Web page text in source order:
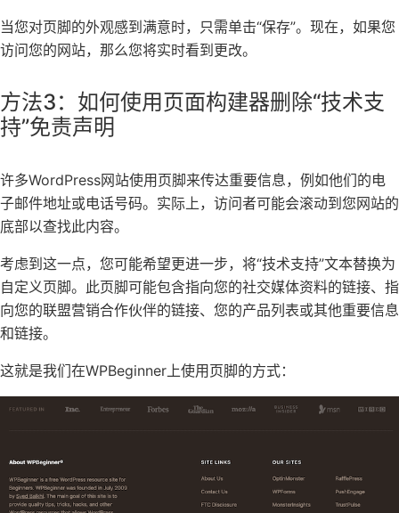
当您对页脚的外观感到满意时，只需单击“保存”。现在，如果您
访问您的网站，那么您将实时看到更改。
方法3：如何使用页面构建器删除“技术支
持”免责声明
许多WordPress网站使用页脚来传达重要信息，例如他们的电
子邮件地址或电话号码。实际上，访问者可能会滚动到您网站的
底部以查找此内容。
考虑到这一点，您可能希望更进一步，将“技术支持”文本替换为
自定义页脚。此页脚可能包含指向您的社交媒体资料的链接、指
向您的联盟营销合作伙伴的链接、您的产品列表或其他重要信息
和链接。
这就是我们在WPBeginner上使用页脚的方式：